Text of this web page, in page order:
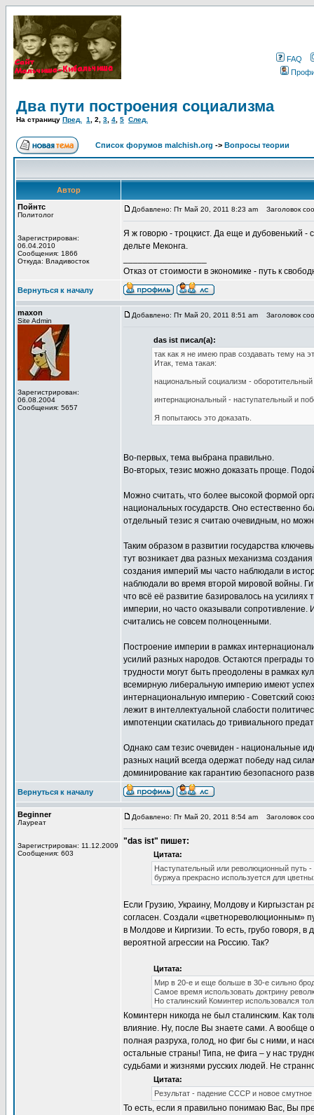
FAQ
Два пути построения социализма
На страницу Пред. 1 2 3 4 5 След.
Список форумов malchish.org -> Вопросы теории
Автор
Пойнтс
Политолог
Зарегистрирован:
06.04.2010
Сообщения: 1866
Откуда: Владивосток
Добавлено: Пт Май 20, 2011 8:23 am Заголовок
Я ж говорю - троцкист. Да еще и дубовенький -
дельте Меконга.
Отказ от стоимости в экономике - путь к
Вернуться к началу
maxon
Site Admin
Зарегистрирован:
06.08.2004
Сообщения: 5657
Добавлено: Пт Май 20, 2011 8:51 am Заголовок
das ist писал(а):
так как я не имею прав создавать тему на
Итак, тема такая:
национальный социализм -
интернациональный - наступательный и
Я попытаюсь это доказать.
Во-первых, тема выбрана правильно.
Во-вторых, тезис можно доказать проще.
Можно считать, что более высокой формой
национальных государств. Оно естественно
отдельный тезис я считаю очевидным, но
Таким образом в развитии государства
тут возникает два разных механизма
создания империй мы часто наблюдали в
наблюдали во время второй мировой войны.
что всё её развитие базировалось на усилиях
империи, но часто оказывали сопротивление.
считались не совсем полноценными.
Построение империи в рамках
усилий разных народов. Остаются преграды
трудности могут быть преодолены в рамках
всемирную либеральную империю имеют
интернациональную империю - Советский
лежит в интеллектуальной слабости
импотенции скатилась до тривиального
Однако сам тезис очевиден - национальные
разных наций всегда одержат победу над
доминирование как гарантию безопасного
Вернуться к началу
Beginner
Лауреат
Зарегистрирован: 11.12.2009
Сообщения: 603
Добавлено: Пт Май 20, 2011 8:54 am Заголовок
"das ist" пишет:
Цитата:
Наступательный или революционный путь
буржуа прекрасно используется для
Если Грузию, Украину, Молдову и Киргызстан
согласен. Создали «цветнореволюционным»
в Молдове и Киргизии. То есть, грубо говоря,
вероятной агрессии на Россию. Так?
Цитата:
Мир в 20-е и еще больше в 30-е сильно
Самое время использовать доктрину
Но сталинский Коминтер использовался
Коминтерн никогда не был сталинским. Как
влияние. Ну, после Вы знаете сами. А вообще
полная разруха, голод, но фиг бы с ними, и
остальные страны! Типа, не фига – у нас
судьбами и жизнями русских людей. Не
Цитата:
Результат - падение СССР и новое
То есть, если я правильно понимаю Вас, Вы